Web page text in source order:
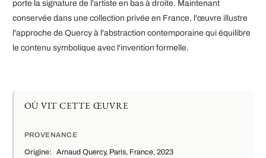
porte la signature de l'artiste en bas à droite. Maintenant
conservée dans une collection privée en France, l'œuvre illustre
l'approche de Quercy à l'abstraction contemporaine qui équilibre
le contenu symbolique avec l'invention formelle.
OÙ VIT CETTE ŒUVRE
PROVENANCE
Origine:
Arnaud Quercy, Paris, France, 2023